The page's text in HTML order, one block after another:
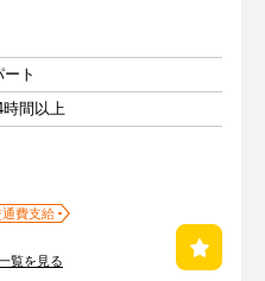
ト
間以上
通費支給
覧を見る